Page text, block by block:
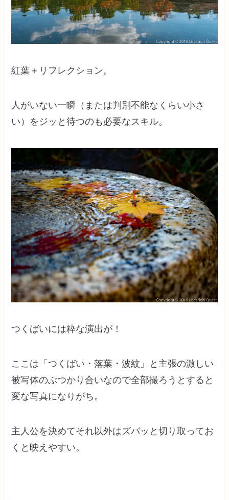
紅葉＋リフレクション。
人がいない一瞬（または判別不能なくらい小さ
い）をジッと待つのも必要なスキル。
つくばいには粋な演出が！
ここは「つくばい・落葉・波紋」と主張の激しい
被写体のぶつかり合いなので全部撮ろうとすると
変な写真になりがち。
主人公を決めてそれ以外はズバッと切り取ってお
くと映えやすい。